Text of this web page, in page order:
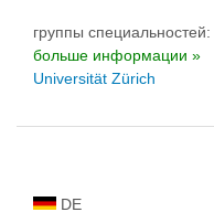
группы специальностей:
больше информации »
Universität Zürich
DE